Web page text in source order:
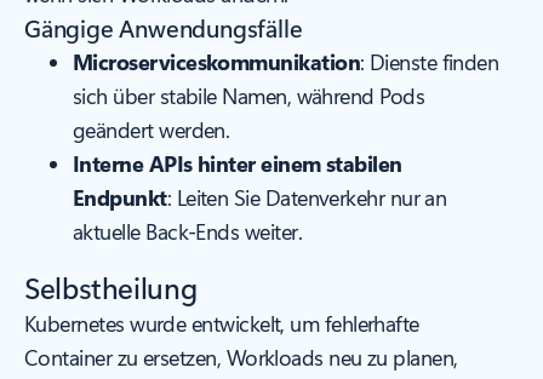
Gängige Anwendungsfälle
Microserviceskommunikation: Dienste finden
sich über stabile Namen, während Pods
geändert werden.
Interne APIs hinter einem stabilen
Endpunkt: Leiten Sie Datenverkehr nur an
aktuelle Back-Ends weiter.
Selbstheilung
Kubernetes wurde entwickelt, um fehlerhafte
Container zu ersetzen, Workloads neu zu planen,